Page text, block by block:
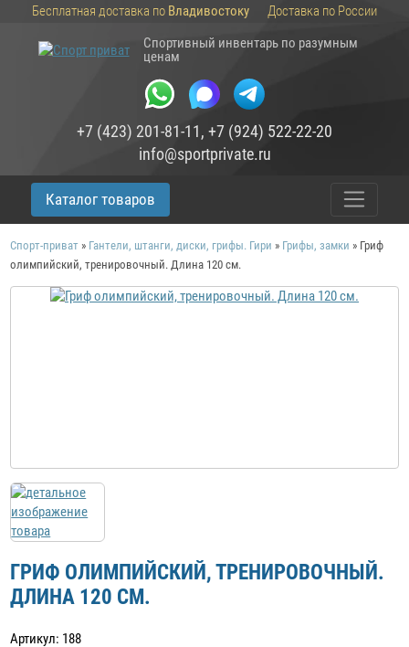
Бесплатная доставка по Владивостоку
Доставка по России
Спортивный инвентарь по разумным
ценам
+7 (423) 201-81-11, +7 (924) 522-22-20
info@sportprivate.ru
Каталог товаров
Спорт-приват » Гантели, штанги, диски, грифы. Гири » Грифы, замки » Гриф
олимпийский, тренировочный. Длина 120 см.
ГРИФ ОЛИМПИЙСКИЙ, ТРЕНИРОВОЧНЫЙ.
ДЛИНА 120 СМ.
Артикул: 188